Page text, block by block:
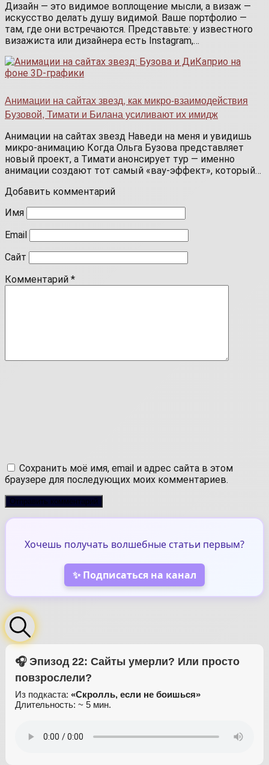
Дизайн — это видимое воплощение мысли, а визаж —
искусство делать душу видимой. Ваше портфолио —
там, где они встречаются. Представьте: у известного
визажиста или дизайнера есть Instagram,…
Анимации на сайтах звезд, как микро-взаимодействия
Бузовой, Тимати и Билана усиливают их имидж
Анимации на сайтах звезд Наведи на меня и увидишь
микро-анимацию Когда Ольга Бузова представляет
новый проект, а Тимати анонсирует тур — именно
анимации создают тот самый «вау-эффект», который…
Добавить комментарий
Имя
Email
Сайт
Комментарий *
Сохранить моё имя, email и адрес сайта в этом
браузере для последующих моих комментариев.
Хочешь получать волшебные статьи первым?
✨ Подписаться на канал
🎧 Эпизод 22: Сайты умерли? Или просто
повзрослели?
Из подкаста: «Скролль, если не боишься»
Длительность: ~ 5 мин.